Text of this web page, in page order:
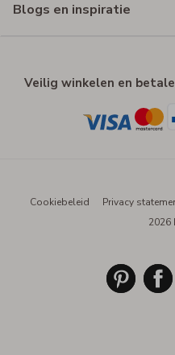
Blogs en inspiratie
Veilig winkelen en
Cookiebeleid Privacy
2026